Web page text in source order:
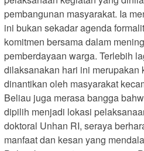
pembangunan masyarakat. Ia
ini bukan sekadar agenda
komitmen bersama dalam
pemberdayaan warga. Terlebih
dilaksanakan hari ini merupakan
dinantikan oleh masyarakat
Beliau juga merasa bangga
dipilih menjadi lokasi
doktoral Unhan RI, seraya
manfaat dan kesan yang